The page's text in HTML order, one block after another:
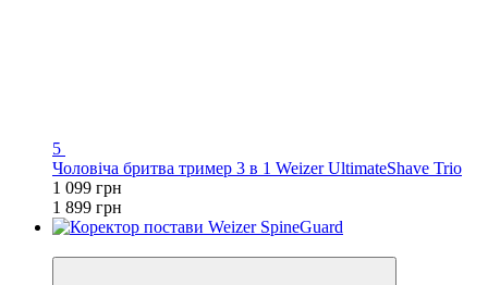
5
Чоловіча бритва тример 3 в 1 Weizer UltimateShave Trio
1 099 грн
1 899 грн